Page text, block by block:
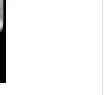
válvula
bitolas